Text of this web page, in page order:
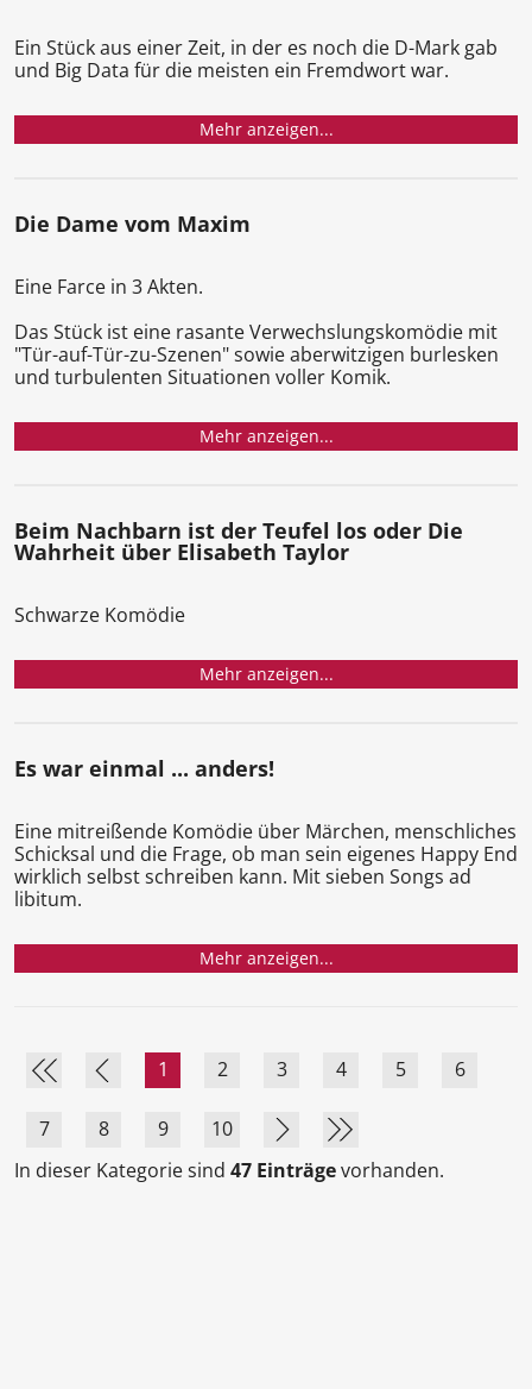
Ein Stück aus einer Zeit, in der es noch die D-Mark gab
und Big Data für die meisten ein Fremdwort war.
Mehr anzeigen...
Die Dame vom Maxim
Eine Farce in 3 Akten.
Das Stück ist eine rasante Verwechslungskomödie mit
"Tür-auf-Tür-zu-Szenen" sowie aberwitzigen burlesken
und turbulenten Situationen voller Komik.
Mehr anzeigen...
Beim Nachbarn ist der Teufel los oder Die
Wahrheit über Elisabeth Taylor
Schwarze Komödie
Mehr anzeigen...
Es war einmal ... anders!
Eine mitreißende Komödie über Märchen, menschliches
Schicksal und die Frage, ob man sein eigenes Happy End
wirklich selbst schreiben kann. Mit sieben Songs ad
libitum.
Mehr anzeigen...
1 2 3 4 5 6
7 8 9
10
In dieser Kategorie sind 47 Einträgevorhanden.